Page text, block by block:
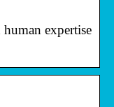
expertise